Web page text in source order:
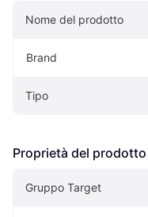
Nome del prodotto
Brand
Tipo
Proprietà del prodotto
Gruppo Target